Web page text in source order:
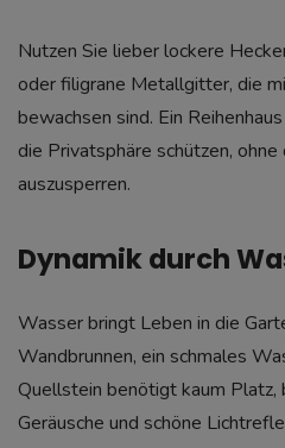
Nutzen Sie lieber lockere
oder filigrane Metallgitter, die
bewachsen sind. Ein
die Privatsphäre schützen,
auszusperren.
Dynamik durch
Wasser bringt Leben in die
Wandbrunnen, ein schmales
Quellstein benötigt kaum Platz,
Geräusche und schöne